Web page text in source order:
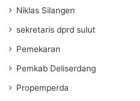
Niklas Silangen
sekretaris dprd sulut
Pemekaran
Pemkab Deliserdang
Propemperda